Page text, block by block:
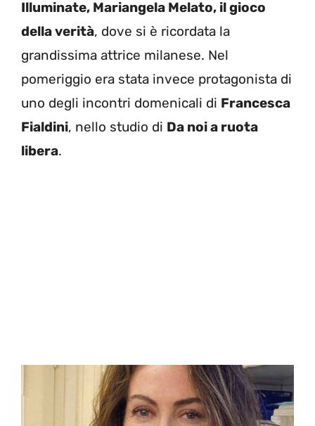
Illuminate, Mariangela Melato, il gioco
della verità, dove si è ricordata la
grandissima attrice milanese. Nel
pomeriggio era stata invece protagonista di
uno degli incontri domenicali di Francesca
Fialdini, nello studio di Da noi a ruota
libera.